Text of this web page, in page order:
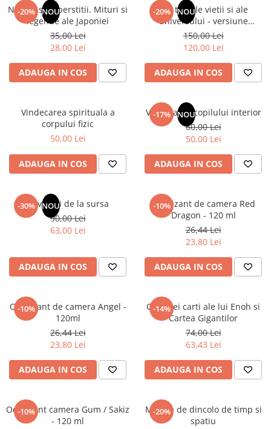
Religie
Crestinism
ScienceConnection
SelfHealing
Sanatate
Masaj
Medicina & Farmacie
Medicina Pentru Toti
Sport
Terapii Alternative
AudioBook
Beletristica
Biografii, Memorii, Jurnale
Carti erotice
Adult
Crime, Thriller, Mistery
-20% NOU
Natura si superstitii. Mituri si
legende ale Japoniei
35,00 Lei
28,00 Lei
ADAUGA IN COS
-20% NOU
Din tainele vietii si ale
Universului - versiune
originala din 1939. Volumele I-
III. Cutie de colectie -Scarlat
Demetrescu
150,00 Lei
120,00 Lei
ADAUGA IN COS
Vindecarea spirituala a
corpului fizic
50,00 Lei
ADAUGA IN COS
-17% NOU
Vindecarea copilului interior
60,00 Lei
50,00 Lei
ADAUGA IN COS
-30% NOU
Revelatii de la sursa
90,00 Lei
63,00 Lei
ADAUGA IN COS
-10%
Odorizant de camera Red
Dragon - 120 ml
26,44 Lei
23,80 Lei
ADAUGA IN COS
-10%
Odorizant de camera Angel -
120ml
26,44 Lei
23,80 Lei
ADAUGA IN COS
-14%
Cele trei carti ale lui Enoh si
Cartea Gigantilor
74,00 Lei
63,43 Lei
ADAUGA IN COS
-10%
Odorizant camera Gum / Sakiz
- 120 ml
-20%
Mesaje de dincolo de timp si
spatiu